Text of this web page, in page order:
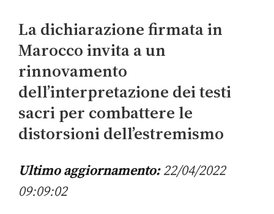
La dichiarazione firmata in
Marocco invita a un
rinnovamento
dell’interpretazione dei testi
sacri per combattere le
distorsioni dell’estremismo
Ultimo aggiornamento:22/04/2022
09:09:02